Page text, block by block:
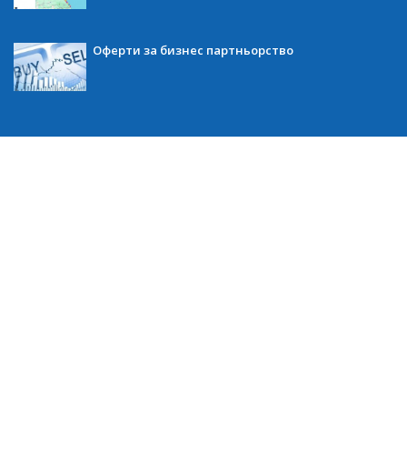
Оферти за бизнес партньорство